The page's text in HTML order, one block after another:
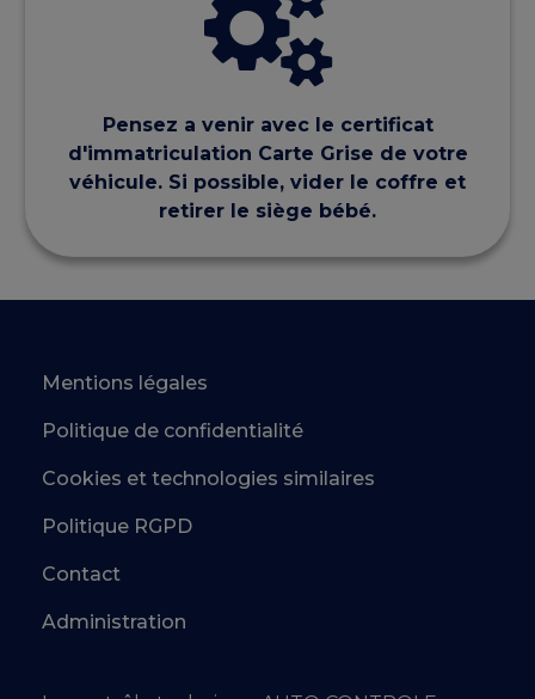
Pensez a venir avec le certificat
d'immatriculation Carte Grise de votre
véhicule. Si possible, vider le coffre et
retirer le siège bébé.
Mentions légales
Politique de confidentialité
Cookies et technologies similaires
Politique RGPD
Contact
Administration